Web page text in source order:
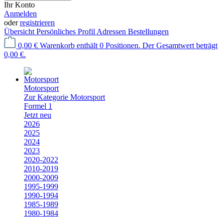
Ihr Konto
Anmelden
oderregistrieren
Übersicht Persönliches Profil Adressen Bestellungen
0,00 € Warenkorb enthält 0 Positionen. Der Gesamtwert beträgt
0,00 €.
Motorsport
Zur Kategorie Motorsport
Formel 1
Jetzt neu
2026
2025
2024
2023
2020-2022
2010-2019
2000-2009
1995-1999
1990-1994
1985-1989
1980-1984